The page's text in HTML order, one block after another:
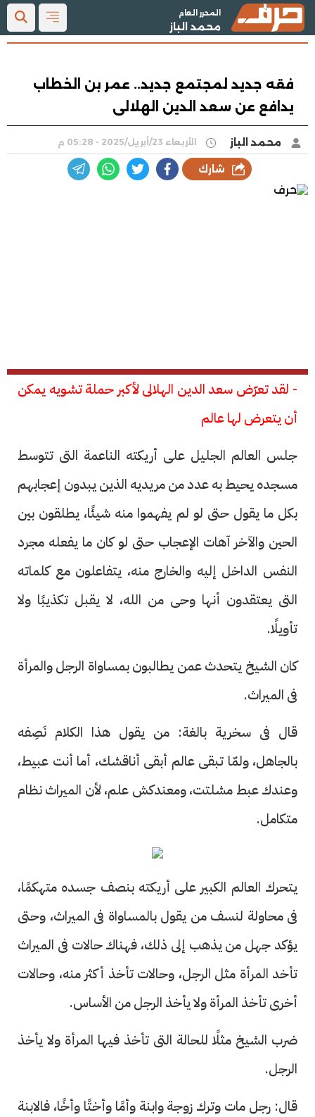
المحرر العام
محمد الباز
فقه جديد لمجتمع جديد.. عمر بن الخطاب
يدافع عن سعد الدين الهلالى
محمد الباز الأربعاء 23/أبريل/2025 - 05:28 م
شارك
- لقد تعرّض سعد الدين الهلالى لأكبر حملة تشويه يمكن
أن يتعرض لها عالم
جلس العالم الجليل على أريكته الناعمة التى تتوسط
مسجده يحيط به عدد من مريديه الذين يبدون إعجابهم
بكل ما يقول حتى لو لم يفهموا منه شيئًا، يطلقون بين
الحين والآخر آهات الإعجاب حتى لو كان ما يفعله مجرد
النفس الداخل إليه والخارج منه، يتفاعلون مع كلماته
التى يعتقدون أنها وحى من الله، لا يقبل تكذيبًا ولا
تأويلًا.
كان الشيخ يتحدث عمن يطالبون بمساواة الرجل والمرأة
فى الميراث.
قال فى سخرية بالغة: من يقول هذا الكلام نَصِفه
بالجاهل، ولمّا تبقى عالم أبقى أناقشك، أما أنت عبيط،
وعندك عبط مشلتت، ومعندكش علم، لأن الميراث نظام
متكامل.
يتحرك العالم الكبير على أريكته بنصف جسده متهكمًا،
فى محاولة لنسف من يقول بالمساواة فى الميراث، وحتى
يؤكد جهل من يذهب إلى ذلك، فهناك حالات فى الميراث
تأخد المرأة مثل الرجل، وحالات تأخذ أكثر منه، وحالات
أخرى تأخذ المرأة ولا يأخذ الرجل من الأساس.
ضرب الشيخ مثلًا للحالة التى تأخذ فيها المرأة ولا يأخذ
الرجل.
قال: رجل مات وترك زوجة وابنة وأمًا وأختًا وأخًا، فالابنة